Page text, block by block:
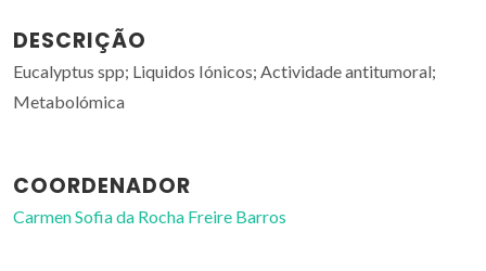
DESCRIÇÃO
Eucalyptus spp; Liquidos Iónicos; Actividade antitumoral;
Metabolómica
COORDENADOR
Carmen Sofia da Rocha Freire Barros